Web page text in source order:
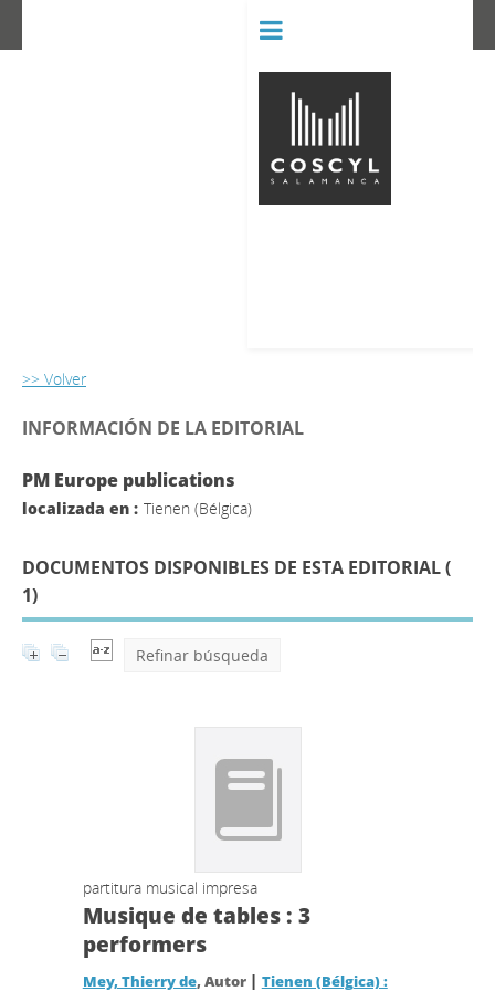
>> Volver
INFORMACIÓN DE LA EDITORIAL
PM Europe publications
localizada en : Tienen (Bélgica)
DOCUMENTOS DISPONIBLES DE ESTA EDITORIAL (
1)
Refinar búsqueda
partitura musical impresa
Musique de tables : 3
performers
Mey, Thierry de, Autor | Tienen (Bélgica) :